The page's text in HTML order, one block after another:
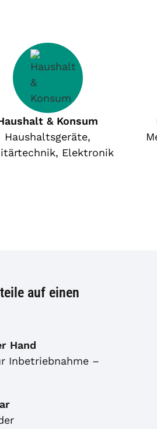
& Konsum
Haushaltsgeräte,
Elektronik
auf einen
Hand
Inbetriebnahme –